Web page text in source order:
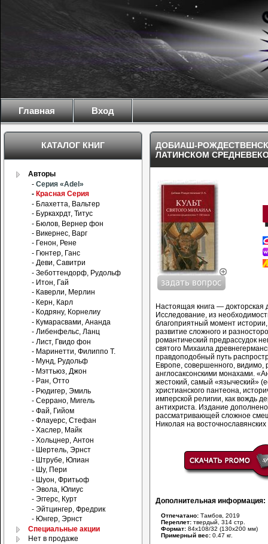
Главная Вход
ДОБИАШ-
ЛАТИНСКОМ
Настоящая книга —
Исследование, из
благоприятный момент
развитие сложного и
романтический предрассудок
святого Михаила
правдоподобный путь
Европе, совершенного, видимо,
англосаксонскими монахами.
жестокий, самый «языческий»
христианского пантеона,
имперской религии, как вождь
антихриста. Издание
рассматривающей сложное
Николая на
Дополнительная информация:
Отпечатано: Тамбов, 2019
Переплет: твердый, 314 стр.
Формат: 84x108/32 (130x200 мм)
Примерный вес: 0.47 кг.
КАТАЛОГ КНИГ
Авторы
-Серия «Adel»
- Красная Серия
- Блахетта, Вальтер
- Буркахрдт, Титус
- Бюлов, Вернер фон
- Викернес, Варг
- Генон, Рене
- Гюнтер, Ганс
- Деви, Савитри
- Зеботтендорф, Рудольф
- Итон, Гай
- Каверли, Мерлин
- Керн, Карл
- Кодряну, Корнелиу
- Кумарасвами, Ананда
- Либенфельс, Ланц
- Лист, Гвидо фон
- Маринетти, Филиппо Т.
- Мунд, Рудольф
- Мэттьюз, Джон
- Ран, Отто
- Рюдигер, Эмиль
- Серрано, Мигель
- Фай, Гийом
- Флауерс, Стефан
- Хаслер, Майк
- Хольцнер, Антон
- Шертель, Эрнст
- Штрубе, Юлиан
- Шу, Пери
- Шуон, Фритьоф
- Эвола, Юлиус
- Эггерс, Курт
- Эйтцингер, Фредрик
- Юнгер, Эрнст
Специальные акции
Нет в продаже